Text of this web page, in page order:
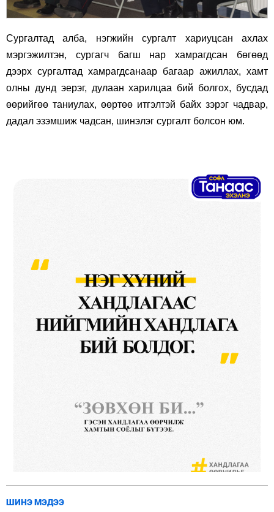
Сургалтад алба, нэгжийн сургалт хариуцсан ахлах
мэргэжилтэн, сургагч багш нар хамрагдсан бөгөөд
дээрх сургалтад хамрагдсанаар багаар ажиллах, хамт
олны дунд эерэг, дулаан харилцаа бий болгох, бусдад
өөрийгөө таниулах, өөртөө итгэлтэй байх зэрэг чадвар,
дадал эзэмшиж чадсан, шинэлэг сургалт болсон юм.
ШИНЭ МЭДЭЭ